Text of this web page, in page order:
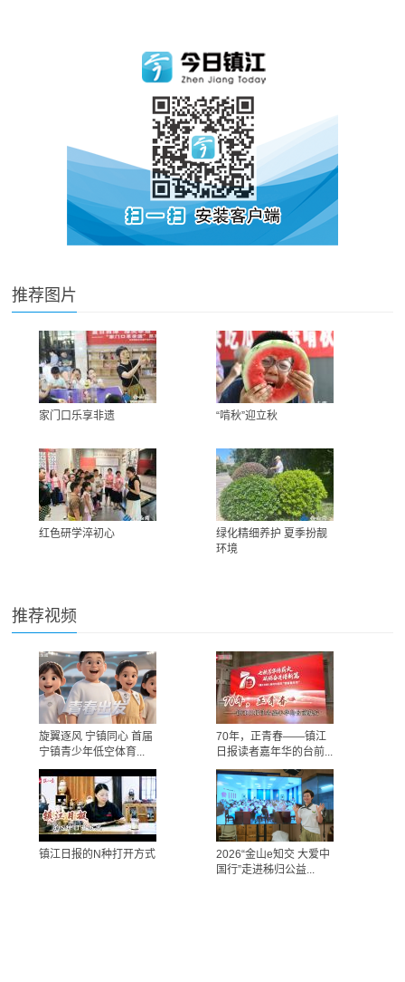
推荐图片
家门口乐享非遗 “啃秋”迎立秋
红色研学淬初心
绿化精细养护 夏季扮靓
环境
推荐视频
旋翼逐风 宁镇同心 首届
宁镇青少年低空体育...
70年，正青春——镇江
日报读者嘉年华的台前...
镇江日报的N种打开方式
2026“金山e知交 大爱中
国行”走进秭归公益...